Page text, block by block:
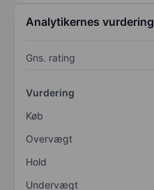
Analytikernes vurdering
Gns. rating
Vurdering
Køb
Overvægt
Hold
Undervægt